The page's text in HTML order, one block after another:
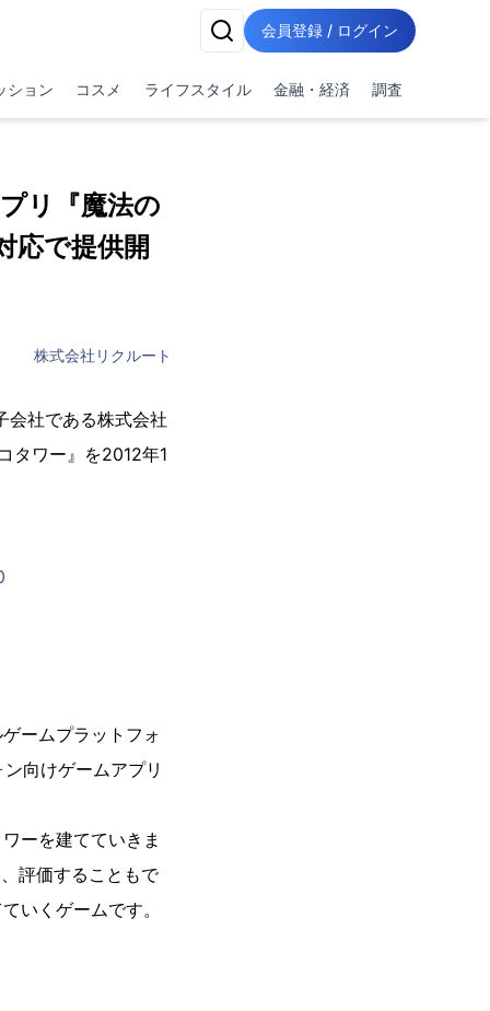
会員登録 / ログイン
ション コスメ ライフスタイル 金融・経済 調査
リ『魔法の
応で提供開
株式会社リクルート
会社である株式会社
タワー』を2012年1
ームプラットフォ
向けゲームアプリ
ーを建てていきま
評価することもで
いくゲームです。